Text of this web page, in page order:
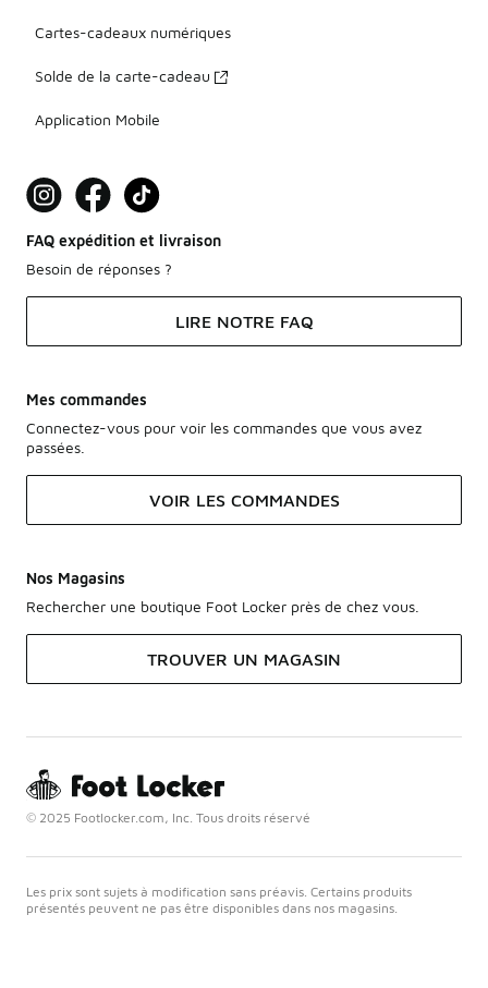
Cartes-cadeaux numériques
Solde de la carte-cadeau
Application Mobile
FAQ expédition et livraison
Besoin de réponses ?
LIRE NOTRE FAQ
Mes commandes
Connectez-vous pour voir les commandes que vous avez
passées.
VOIR LES COMMANDES
Nos Magasins
Rechercher une boutique Foot Locker près de chez vous.
TROUVER UN MAGASIN
© 2025 Footlocker.com, Inc. Tous droits réservé
Les prix sont sujets à modification sans préavis. Certains produits
présentés peuvent ne pas être disponibles dans nos magasins.